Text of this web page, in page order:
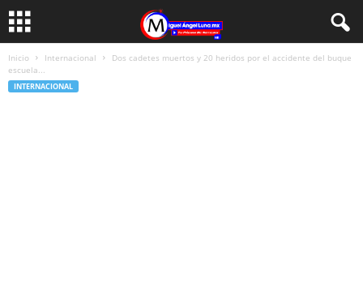
Inicio Internacional
Dos cadetes muertos y 20 heridos por el accidente del buque
escuela...
INTERNACIONAL